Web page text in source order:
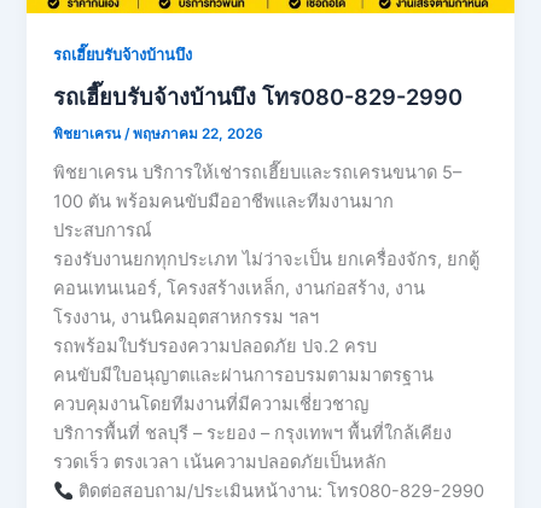
รถเฮี๊ยบรับจ้างบ้านบึง
รถเฮี๊ยบรับจ้างบ้านบึง โทร080-829-2990
พิชยาเครน /พฤษภาคม 22, 2026
พิชยาเครน บริการให้เช่ารถเฮี๊ยบและรถเครนขนาด 5–
100 ตัน พร้อมคนขับมืออาชีพและทีมงานมาก
ประสบการณ์
รองรับงานยกทุกประเภท ไม่ว่าจะเป็น ยกเครื่องจักร, ยกตู้
คอนเทนเนอร์, โครงสร้างเหล็ก, งานก่อสร้าง, งาน
โรงงาน, งานนิคมอุตสาหกรรม ฯลฯ
รถพร้อมใบรับรองความปลอดภัย ปจ.2 ครบ
คนขับมีใบอนุญาตและผ่านการอบรมตามมาตรฐาน
ควบคุมงานโดยทีมงานที่มีความเชี่ยวชาญ
บริการพื้นที่ ชลบุรี – ระยอง – กรุงเทพฯ พื้นที่ใกล้เคียง
รวดเร็ว ตรงเวลา เน้นความปลอดภัยเป็นหลัก
ติดต่อสอบถาม/ประเมินหน้างาน: โทร080-829-2990